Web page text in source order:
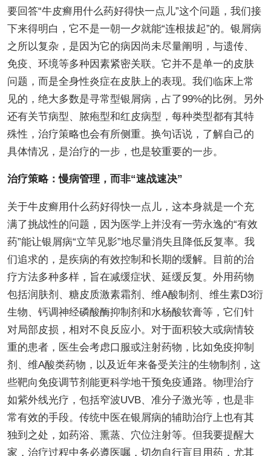
要回答“牛皮癣用什么药好得快一点儿”这个问题，我们接
下来得明白，它不是一朝一夕就能“连根拔起”的。银屑病
之所以复杂，是因为它的病因尚未尽量阐明，与遗传、
免疫、环境等多种因素紧密关联。它并不是单一的皮肤
问题，而是全身性炎症在皮肤上的表现。我们临床上常
见的，绝大多数是寻常型银屑病，占了99%的比例。另外
还有关节病型、脓疱型和红皮病型，每种类型都有其特
殊性，治疗策略也会有所侧重。换句话说，了解自己的
具体情况，是治疗的一步，也是较重要的一步。
治疗策略：慢病管理，而非“速战速决”
关于牛皮癣用什么药好得快一点儿，这本身就是一个充
满了挑战性的问题，因为医学上并没有一劳永逸的“有效
药”能让银屑病“立竿见影”地尽量消失且降低反复率。我
们追求的，是疾病的有效控制和长期的缓解。目前的治
疗方法多种多样，旨在减缓症状、延缓反复。外用药物
包括润肤剂、糖皮质激素霜剂、维A酸制剂、维生素D3衍
生物、钙调神经磷酸酶抑制剂和水杨酸软膏等，它们针
对局部皮损，相对不良反应小。对于面积较大或病情较
重的患者，医生会考虑口服或注射药物，比如免疫抑制
剂、维A酸类药物，以及近年来备受关注的生物制剂，这
些靶向免疫调节剂能更科学地干预免疫通路。物理治疗
如紫外线光疗，包括窄波UVB、准分子激光等，也是非
常有效的手段。传统中医在银屑病的辅助治疗上也有其
独到之处，如药浴、熏蒸、穴位注射等。但我要提醒大
家，治疗过程中务必遵医嘱，切勿自行盲目用药，尤其